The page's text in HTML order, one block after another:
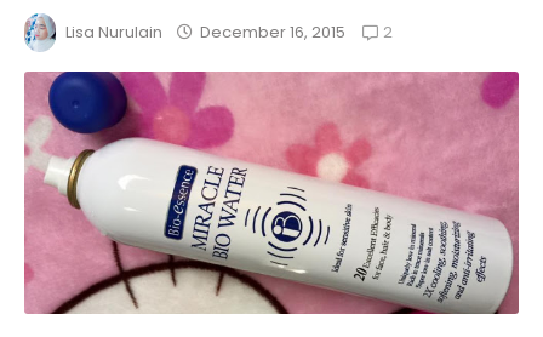
Lisa Nurulain December 16, 2015 2